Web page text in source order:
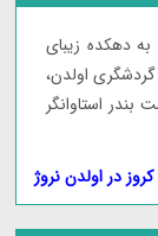
08:00 صبح ورود به دهکده زیبای
گردشگری اولدن،
بندر استاوانگر
در اولدن نروژ